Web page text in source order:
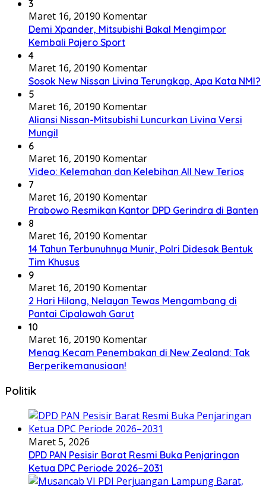
3
Maret 16, 20190 Komentar
Demi Xpander, Mitsubishi Bakal Mengimpor
Kembali Pajero Sport
4
Maret 16, 20190 Komentar
Sosok New Nissan Livina Terungkap, Apa Kata NMI?
5
Maret 16, 20190 Komentar
Aliansi Nissan-Mitsubishi Luncurkan Livina Versi
Mungil
6
Maret 16, 20190 Komentar
Video: Kelemahan dan Kelebihan All New Terios
7
Maret 16, 20190 Komentar
Prabowo Resmikan Kantor DPD Gerindra di Banten
8
Maret 16, 20190 Komentar
14 Tahun Terbunuhnya Munir, Polri Didesak Bentuk
Tim Khusus
9
Maret 16, 20190 Komentar
2 Hari Hilang, Nelayan Tewas Mengambang di
Pantai Cipalawah Garut
10
Maret 16, 20190 Komentar
Menag Kecam Penembakan di New Zealand: Tak
Berperikemanusiaan!
Politik
Maret 5, 2026
DPD PAN Pesisir Barat Resmi Buka Penjaringan
Ketua DPC Periode 2026–2031